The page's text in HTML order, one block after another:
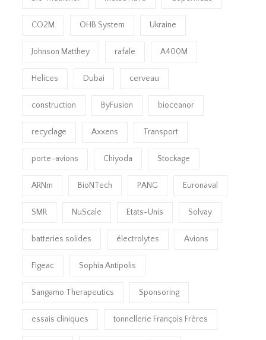
CO2M OHB System Ukraine
Johnson Matthey rafale A400M
Helices Dubai cerveau
construction ByFusion bioceanor
recyclage Axxens Transport
porte-avions Chiyoda Stockage
ARNm BioNTech PANG Euronaval
SMR NuScale Etats-Unis Solvay
batteries solides électrolytes Avions
Figeac Sophia Antipolis
Sangamo Therapeutics Sponsoring
essais cliniques tonnellerie François Frères